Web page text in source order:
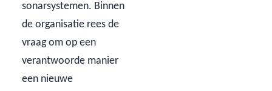
sonarsystemen. Binnen
de organisatie rees de
vraag om op een
verantwoorde manier
een nieuwe